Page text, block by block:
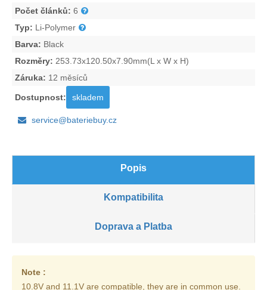
Počet článků: 6
Typ: Li-Polymer
Barva: Black
Rozměry: 253.73x120.50x7.90mm(L x W x H)
Záruka: 12 měsíců
Dostupnost: skladem
service@bateriebuy.cz
Popis
Kompatibilita
Doprava a Platba
Note :
10.8V and 11.1V are compatible, they are in common use.